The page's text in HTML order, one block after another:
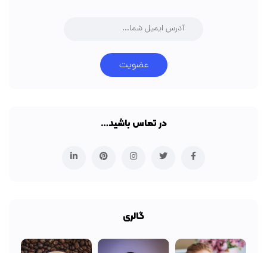
عضویت
در تماس باشید…
گالری